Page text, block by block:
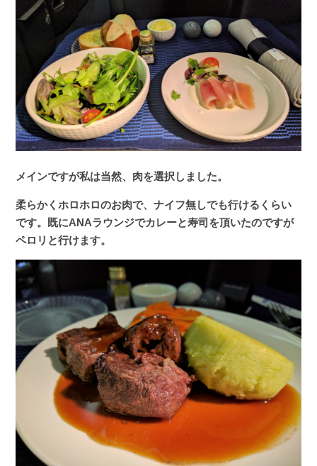
メインですが私は当然、肉を選択しました。
柔らかくホロホロのお肉で、ナイフ無しでも行けるくらい
です。既にANAラウンジでカレーと寿司を頂いたのですが
ペロリと行けます。